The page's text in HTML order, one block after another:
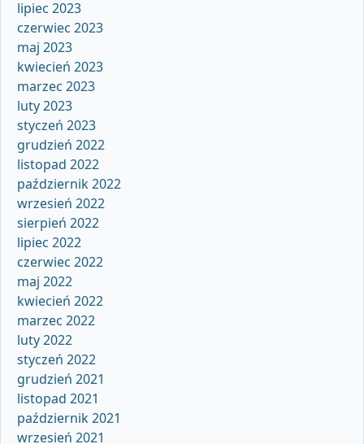
lipiec 2023
czerwiec 2023
maj 2023
kwiecień 2023
marzec 2023
luty 2023
styczeń 2023
grudzień 2022
listopad 2022
październik 2022
wrzesień 2022
sierpień 2022
lipiec 2022
czerwiec 2022
maj 2022
kwiecień 2022
marzec 2022
luty 2022
styczeń 2022
grudzień 2021
listopad 2021
październik 2021
wrzesień 2021